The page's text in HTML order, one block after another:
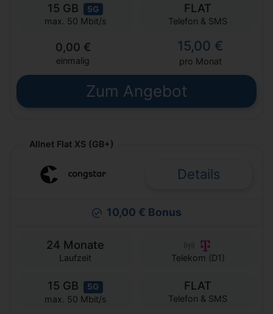
15 GB 5G
max. 50 Mbit/s
FLAT
Telefon & SMS
0,00 €
einmalig
15,00 €
pro Monat
Zum Angebot
Allnet Flat XS (GB+)
Details
10,00 € Bonus
24 Monate
Laufzeit Telekom (D1)
15 GB 5G
max. 50 Mbit/s
FLAT
Telefon & SMS